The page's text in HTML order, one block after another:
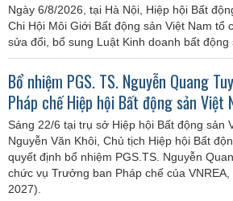
Ngày 6/8/2026, tại Hà Nội, Hiệp hội Bất
Chi Hội Môi Giới Bất động sản Việt Nam tổ
sửa đổi, bổ sung Luật Kinh doanh bất động
Bổ nhiệm PGS. TS. Nguyễn Quang
Pháp chế Hiệp hội Bất động sản Việt
Sáng 22/6 tại trụ sở Hiệp hội Bất động sản
Nguyễn Văn Khôi, Chủ tịch Hiệp hội Bất
quyết định bổ nhiệm PGS.TS. Nguyễn
chức vụ Trưởng ban Pháp chế của
2027).